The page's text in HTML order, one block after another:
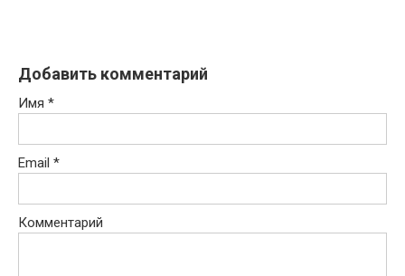
Добавить комментарий
Имя *
Email *
Комментарий